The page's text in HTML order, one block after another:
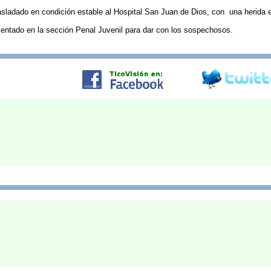
en condición estable al Hospital San Juan de Dios, con una herida
en la sección Penal Juvenil para dar con los sospechosos.